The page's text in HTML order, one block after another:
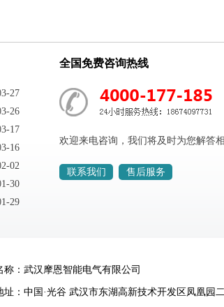
27
26
17
16
02
30
29
全国免费咨询热线
欢迎来电咨询，我们将及时为您解答
联系我们 售后服务
称：武汉摩恩智能电气有限公司
址：中国·光谷 武汉市东湖高新技术开发区凤凰园